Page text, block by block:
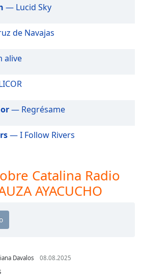
— Lucid Sky
de Navajas
alive
— Regrésame
— I Follow Rivers
Catalina Radio
AYACUCHO
Davalos 08.08.2025